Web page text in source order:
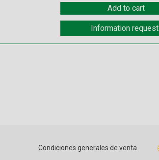
Add to cart
Information request
Condiciones generales de venta